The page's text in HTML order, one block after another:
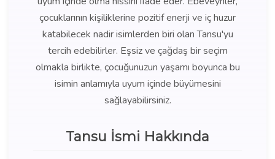
çocuklarının kişiliklerine pozitif enerji ve iç huzur
katabilecek nadir isimlerden biri olan Tansu'yu
tercih edebilirler. Eşsiz ve çağdaş bir seçim
olmakla birlikte, çocuğunuzun yaşamı boyunca bu
isimin anlamıyla uyum içinde büyümesini
sağlayabilirsiniz.
Tansu İsmi Hakkında